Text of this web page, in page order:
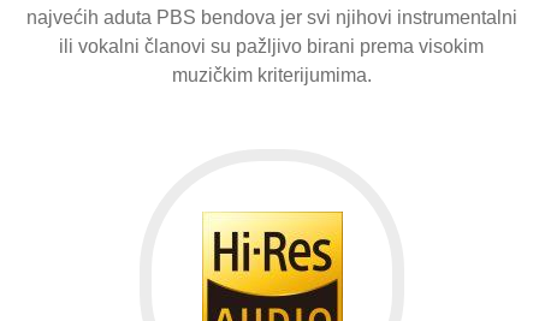
najvećih aduta PBS bendova jer svi njihovi instrumentalni
ili vokalni članovi su pažljivo birani prema visokim
muzičkim kriterijumima.